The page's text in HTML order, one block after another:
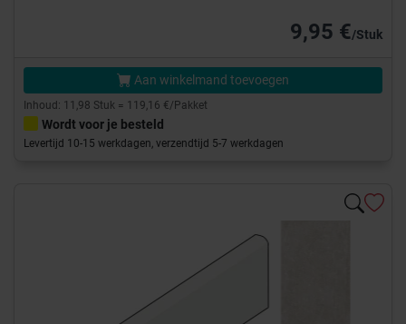
9,95 €/Stuk
Aan winkelmand toevoegen
Inhoud: 11,98 Stuk = 119,16 €/Pakket
Wordt voor je besteld
Levertijd 10-15 werkdagen, verzendtijd 5-7 werkdagen